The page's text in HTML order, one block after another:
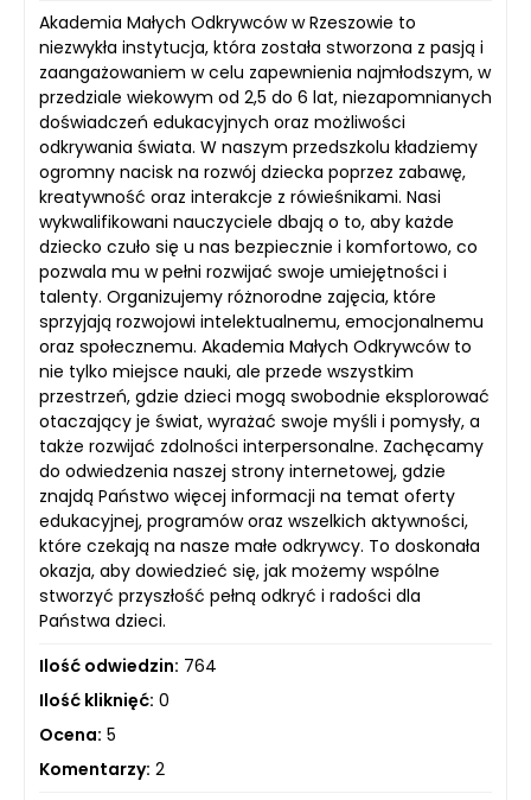
Akademia Małych Odkrywców w Rzeszowie to
niezwykła instytucja, która została stworzona z pasją i
zaangażowaniem w celu zapewnienia najmłodszym, w
przedziale wiekowym od 2,5 do 6 lat, niezapomnianych
doświadczeń edukacyjnych oraz możliwości
odkrywania świata. W naszym przedszkolu kładziemy
ogromny nacisk na rozwój dziecka poprzez zabawę,
kreatywność oraz interakcje z rówieśnikami. Nasi
wykwalifikowani nauczyciele dbają o to, aby każde
dziecko czuło się u nas bezpiecznie i komfortowo, co
pozwala mu w pełni rozwijać swoje umiejętności i
talenty. Organizujemy różnorodne zajęcia, które
sprzyjają rozwojowi intelektualnemu, emocjonalnemu
oraz społecznemu. Akademia Małych Odkrywców to
nie tylko miejsce nauki, ale przede wszystkim
przestrzeń, gdzie dzieci mogą swobodnie eksplorować
otaczający je świat, wyrażać swoje myśli i pomysły, a
także rozwijać zdolności interpersonalne. Zachęcamy
do odwiedzenia naszej strony internetowej, gdzie
znajdą Państwo więcej informacji na temat oferty
edukacyjnej, programów oraz wszelkich aktywności,
które czekają na nasze małe odkrywcy. To doskonała
okazja, aby dowiedzieć się, jak możemy wspólne
stworzyć przyszłość pełną odkryć i radości dla
Państwa dzieci.
Ilość odwiedzin: 764
Ilość kliknięć: 0
Ocena: 5
Komentarzy: 2